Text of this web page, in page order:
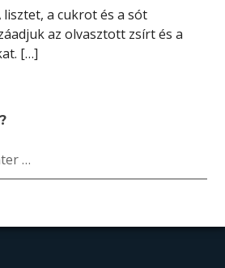
lisztet, a cukrot és a sót
az olvasztott zsírt és a
[…]